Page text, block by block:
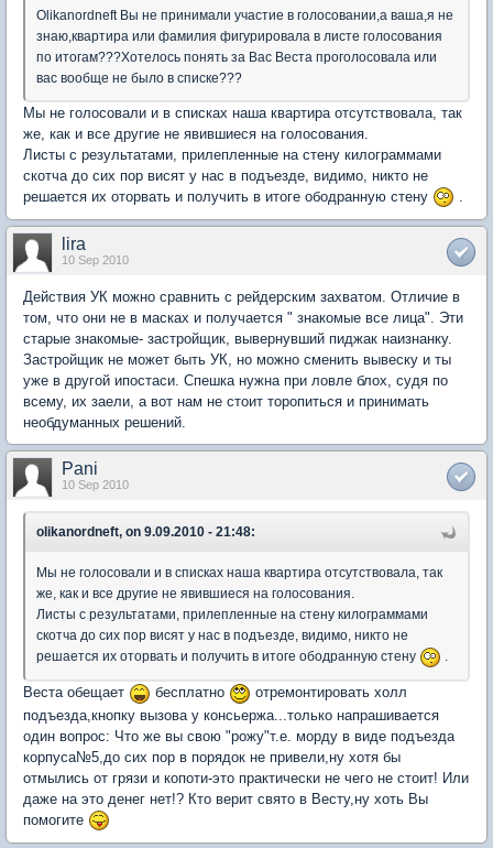
Olikanordneft Вы не принимали участие в голосовании,а ваша,я не
знаю,квартира или фамилия фигурировала в листе голосования
по итогам???Хотелось понять за Вас Веста проголосовала или
вас вообще не было в списке???
Мы не голосовали и в списках наша квартира отсутствовала, так
же, как и все другие не явившиеся на голосования.
Листы с результатами, прилепленные на стену килограммами
скотча до сих пор висят у нас в подъезде, видимо, никто не
решается их оторвать и получить в итоге ободранную стену
lira
10 Sep 2010
Действия УК можно сравнить с рейдерским захватом. Отличие в
том, что они не в масках и получается " знакомые все лица". Эти
старые знакомые- застройщик, вывернувший пиджак наизнанку.
Застройщик не может быть УК, но можно сменить вывеску и ты
уже в другой ипостаси. Спешка нужна при ловле блох, судя по
всему, их заели, а вот нам не стоит торопиться и принимать
необдуманных решений.
Pani
10 Sep 2010
olikanordneft, on 9.09.2010 - 21:48:
Мы не голосовали и в списках наша квартира отсутствовала, так
же, как и все другие не явившиеся на голосования.
Листы с результатами, прилепленные на стену килограммами
скотча до сих пор висят у нас в подъезде, видимо, никто не
решается их оторвать и получить в итоге ободранную стену
.
Веста обещает бесплатно
отремонтировать холл
подъезда,кнопку вызова у консьержа...только напрашивается
один вопрос: Что же вы свою "рожу"т.е. морду в виде подъезда
корпуса№5,до сих пор в порядок не привели,ну хотя бы
отмылись от грязи и копоти-это практически не чего не стоит! Или
даже на это денег нет!? Кто верит свято в Весту,ну хоть Вы
помогите